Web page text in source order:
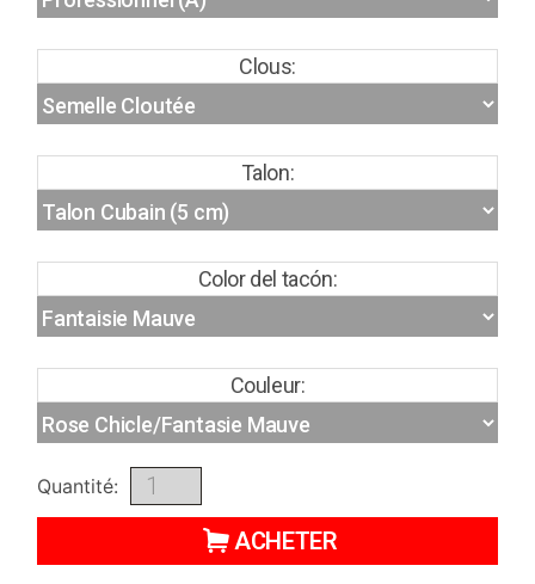
Clous:
Talon:
Color del tacón:
Couleur:
Quantité:
ACHETER